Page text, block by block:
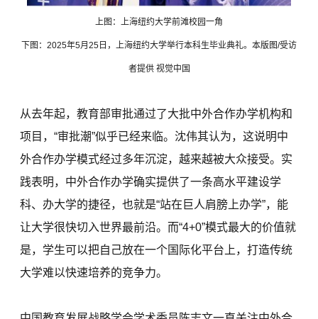
上图：上海纽约大学前滩校园一角
下图：2025年5月25日，上海纽约大学举行本科生毕业典礼。本版图/受访
者提供 视觉中国
从去年起，教育部审批通过了大批中外合作办学机构和
项目，“审批潮”似乎已经来临。沈伟其认为，这说明中
外合作办学模式经过多年沉淀，越来越被大众接受。实
践表明，中外合作办学确实提供了一条高水平建设学
科、办大学的捷径，也就是“站在巨人肩膀上办学”，能
让大学很快切入世界最前沿。而“4+0”模式最大的价值就
是，学生可以把自己放在一个国际化平台上，打造传统
大学难以快速培养的竞争力。